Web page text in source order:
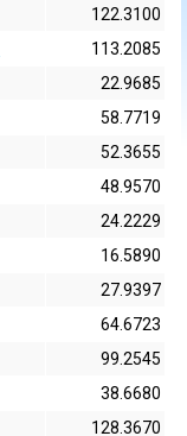
122.3100
113.2085
22.9685
58.7719
52.3655
48.9570
24.2229
16.5890
27.9397
64.6723
99.2545
38.6680
128.3670